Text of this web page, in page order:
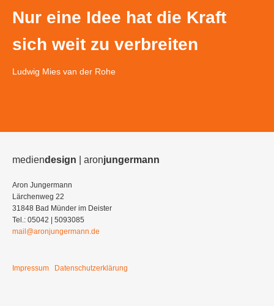
Nur eine Idee hat die Kraft
sich weit zu verbreiten
Ludwig Mies van der Rohe
mediendesign | aronjungermann
Aron Jungermann
Lärchenweg 22
31848 Bad Münder im Deister
Tel.: 05042 | 5093085
mail@aronjungermann.de
Impressum Datenschutzerklärung